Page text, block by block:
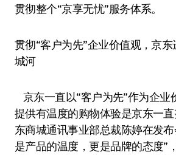
贯彻整个“京享无忧”服务体系。
贯彻“客户为先”企业价值观，京
城河
京东一直以“客户为先”作为企业
提供有温度的购物体验是京东一
东商城通讯事业部总裁陈婷在发
是产品的温度，更是品牌的态度”